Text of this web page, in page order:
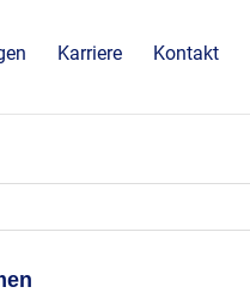
Karriere Kontakt